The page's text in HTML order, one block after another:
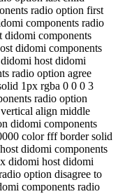
radio option first
components radio
components
didomi components
host didomi
radio option agree
1px rgba 0 0 0 3
radio option
align middle
didomi components
color fff border solid
didomi components
didomi host didomi
option disagree to
components radio